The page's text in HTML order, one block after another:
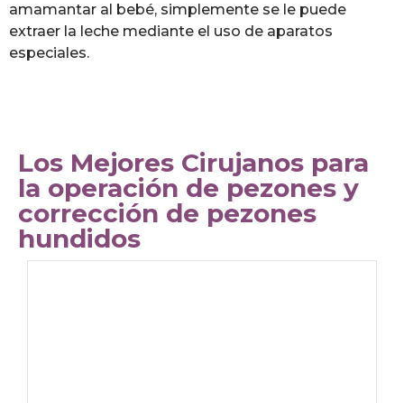
amamantar al bebé, simplemente se le puede
extraer la leche mediante el uso de aparatos
especiales.
Los Mejores Cirujanos para
la operación de pezones y
corrección de pezones
hundidos